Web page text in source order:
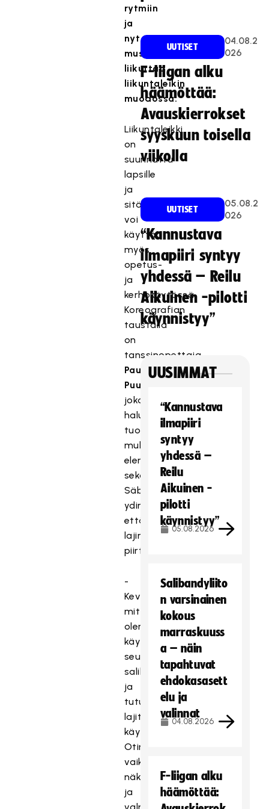
rytmiin
ja
nyt
musavideo
liikuttaa
liikuntaleikin
muodossa.
Liikuntaleikki
on
suunnattu
lapsille
ja
sitä
voi
käyttää
myös
opetus-
ja
kerhokäytössä.
Koreografian
taustalla
on
tanssinopettaja
Paula
Puumalainen
joka
halusi
tuoda
mukaan
elementtejä
sekä
Säbäkipinän
ydinarvoista,
että
lajinomaisista
piirteistä.
-
Kevään
mittaan
olen
käynyt
seuraamassa
salibandyharjoituksia
ja
tutustunut
lajityyppilliseen
käyttäytymiseen.
Otin
vaikutteita
näkemästäni
ja
UUTISET
04.08.2
026
F-liigan alku
häämöttää:
Avauskierrokset
syyskuun toisella
viikolla
UUTISET
05.08.2
026
“Kannustava
ilmapiiri syntyy
yhdessä – Reilu
Aikuinen -pilotti
käynnistyy”
UUSIMMAT
“Kannustava
ilmapiiri
syntyy
yhdessä –
Reilu
Aikuinen -
pilotti
käynnistyy”
05.08.2026
Salibandyliito
n varsinainen
kokous
marraskuuss
a – näin
tapahtuvat
ehdokasasett
elu ja
valinnat
04.08.2026
F-liigan alku
häämöttää: